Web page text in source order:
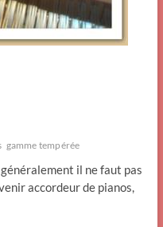
gamme tempérée
il ne faut pas
accordeur de pianos,